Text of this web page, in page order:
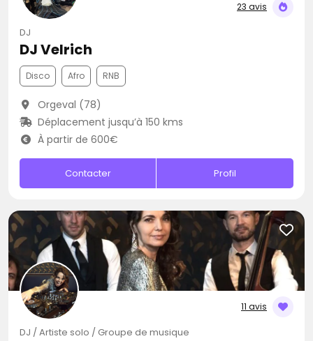
23 avis
DJ
DJ Velrich
Disco Afro RNB
Orgeval (78)
Déplacement jusqu’à 150 kms
À partir de 600€
Contacter Profil
11 avis
DJ / Artiste solo / Groupe de musique